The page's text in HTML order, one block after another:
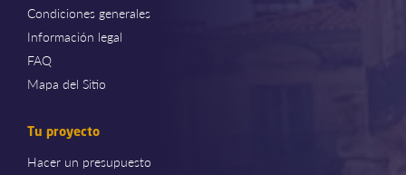
Condiciones generales
Información legal
FAQ
Mapa del Sitio
Tu proyecto
Hacer un presupuesto